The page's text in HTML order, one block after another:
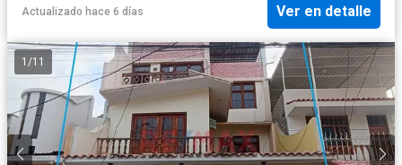
Actualizado hace 6 días Ver en detalle
1 /11